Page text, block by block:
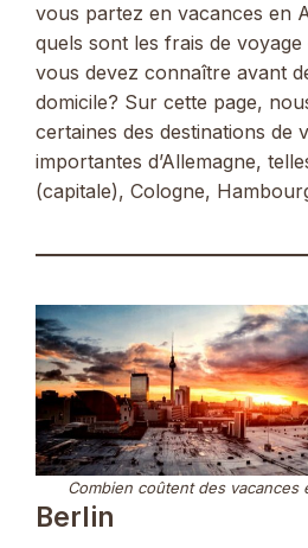
vous partez en vacances en
quels sont les frais de
vous devez connaître avant
domicile? Sur cette page,
certaines des destinations de
importantes d’Allemagne,
(capitale), Cologne,
Combien coûtent des vacances
Berlin